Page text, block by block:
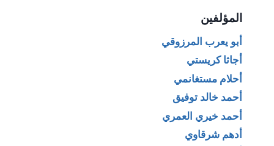
المؤلفين
أبو يعرب المرزوقي
أجاثا كريستي
أحلام مستغانمي
أحمد خالد توفيق
أحمد خيري العمري
أدهم شرقاوي